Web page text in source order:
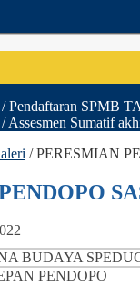
/ Pendaftaran SPMB
/ Assesmen Sumatif
/PERESMIAN
PENDOPO